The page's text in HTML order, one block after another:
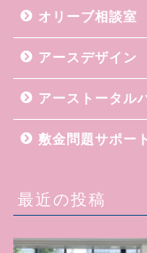
オリーブ相談室
アースデザイン
アーストータル
敷金問題サポー
最近の投稿